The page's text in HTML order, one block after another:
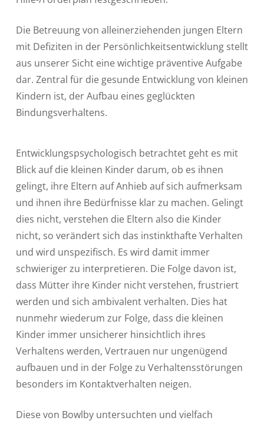
Die Betreuung von alleinerziehenden jungen Eltern
mit Defiziten in der Persönlichkeitsentwicklung stellt
aus unserer Sicht eine wichtige präventive Aufgabe
dar. Zentral für die gesunde Entwicklung von kleinen
Kindern ist, der Aufbau eines geglückten
Bindungsverhaltens.
Entwicklungspsychologisch betrachtet geht es mit
Blick auf die kleinen Kinder darum, ob es ihnen
gelingt, ihre Eltern auf Anhieb auf sich aufmerksam
und ihnen ihre Bedürfnisse klar zu machen. Gelingt
dies nicht, verstehen die Eltern also die Kinder
nicht, so verändert sich das instinkthafte Verhalten
und wird unspezifisch. Es wird damit immer
schwieriger zu interpretieren. Die Folge davon ist,
dass Mütter ihre Kinder nicht verstehen, frustriert
werden und sich ambivalent verhalten. Dies hat
nunmehr wiederum zur Folge, dass die kleinen
Kinder immer unsicherer hinsichtlich ihres
Verhaltens werden, Vertrauen nur ungenügend
aufbauen und in der Folge zu Verhaltensstörungen
besonders im Kontaktverhalten neigen.
Diese von Bowlby untersuchten und vielfach